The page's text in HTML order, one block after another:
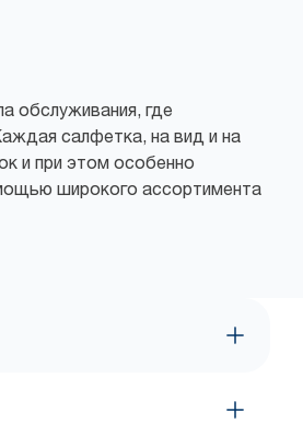
обслуживания, где
салфетка, на вид и на
и при этом особенно
широкого ассортимента